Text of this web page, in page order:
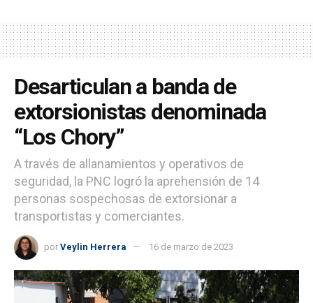
Desarticulan a banda de
extorsionistas denominada
“Los Chory”
A través de allanamientos y operativos de
seguridad, la PNC logró la aprehensión de 14
personas sospechosas de extorsionar a
transportistas y comerciantes.
por Veylin Herrera 16 de marzo de 2023